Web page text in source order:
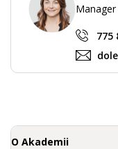
775
O Akademii